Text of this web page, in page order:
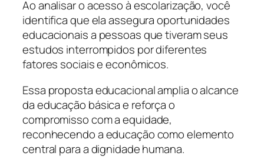
Ao analisar o acesso à escolarização, você
identifica que ela assegura oportunidades
educacionais a pessoas que tiveram seus
estudos interrompidos por diferentes
fatores sociais e econômicos.
Essa proposta educacional amplia o alcance
da educação básica e reforça o
compromisso com a equidade,
reconhecendo a educação como elemento
central para a dignidade humana.